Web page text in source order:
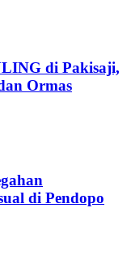
di Pakisaji,
Ormas
di Pendopo